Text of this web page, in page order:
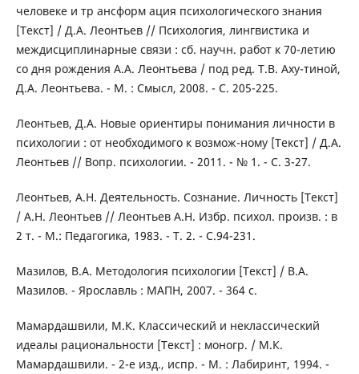
человеке и тр ансформ ация психологического знания
[Текст] / Д.А. Леонтьев // Психология, лингвистика и
междисциплинарные связи : сб. научн. работ к 70-летию
со дня рождения А.А. Леонтьева / под ред. Т.В. Аху-тиной,
Д.А. Леонтьева. - М. : Смысл, 2008. - С. 205-225.
Леонтьев, Д.А. Новые ориентиры понимания личности в
психологии : от необходимого к возмож-ному [Текст] / Д.А.
Леонтьев // Вопр. психологии. - 2011. - № 1. - С. 3-27.
Леонтьев, А.Н. Деятельность. Сознание. Личность [Текст]
/ А.Н. Леонтьев // Леонтьев А.Н. Избр. психол. произв. : в
2 т. - М.: Педагогика, 1983. - Т. 2. - C.94-231.
Мазилов, В.А. Методология психологии [Текст] / В.А.
Мазилов. - Ярославль : МАПН, 2007. - 364 с.
Мамардашвили, М.К. Классический и неклассический
идеалы рациональности [Текст] : моногр. / М.К.
Мамардашвили. - 2-е изд., испр. - М. : Лабиринт, 1994. -